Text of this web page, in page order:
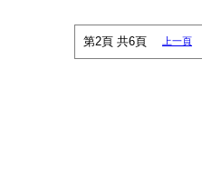
第2頁 共6頁 上一頁